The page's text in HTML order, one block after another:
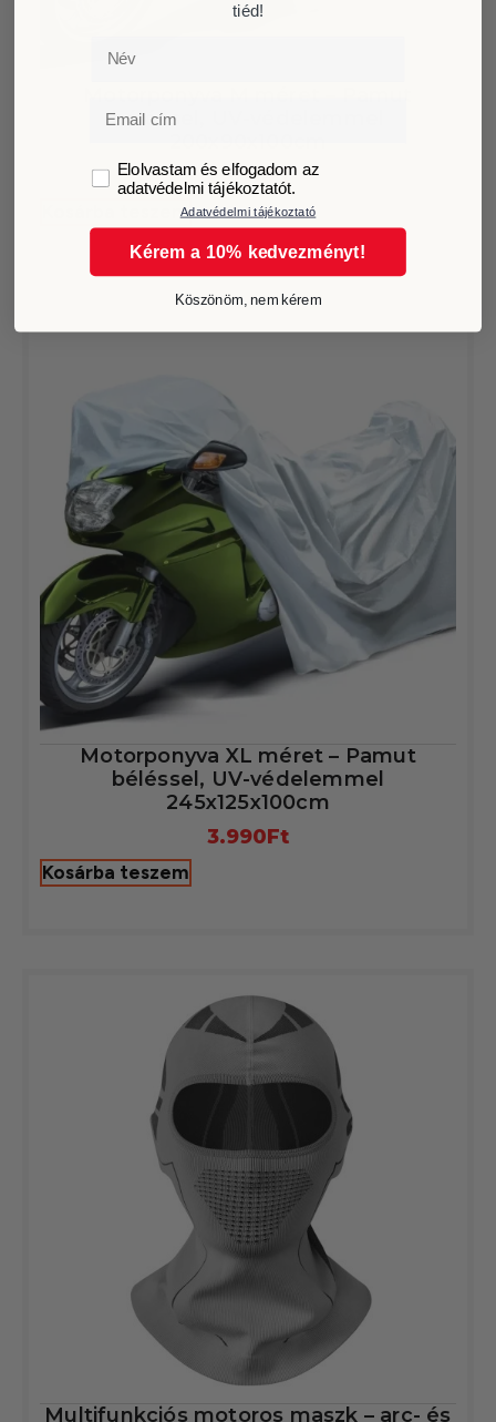
béléssel, UV-védelemmel
2.990Ft
Kosárba teszem
Motorponyva XL méret – Pamut
béléssel, UV-védelemmel
245x125x100cm
3.990Ft
Kosárba teszem
Multifunkciós motoros maszk – arc- és
tiéd!
Név
Email
GDPRElolvastam és elfogadom az
adatvédelmi tájékoztatót.
Adatvédelmi tájékoztató
Kérem a 10% kedvezményt!
Köszönöm, nem kérem